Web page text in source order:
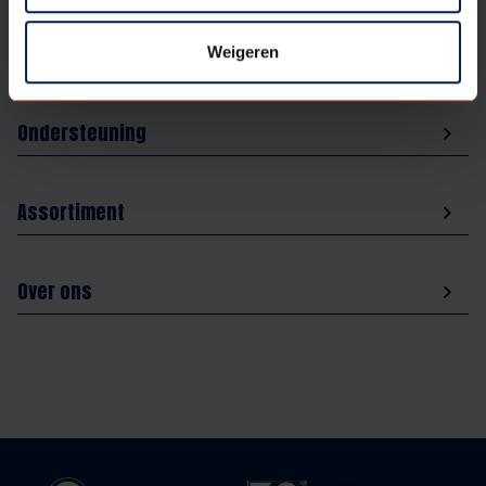
Weigeren
Ondersteuning
Assortiment
Over ons